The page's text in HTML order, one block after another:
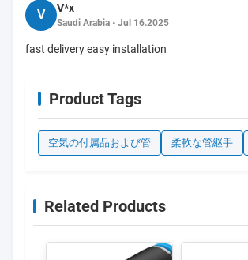
V V*x
Saudi Arabia · Jul 16.2025
fast delivery easy installation
Product Tags
空気の付属品および管 柔軟な管継手
Related Products